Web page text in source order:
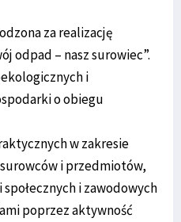
za realizację
odpad – nasz surowiec”.
i
o obiegu
w zakresie
i przedmiotów,
i zawodowych
poprzez aktywność